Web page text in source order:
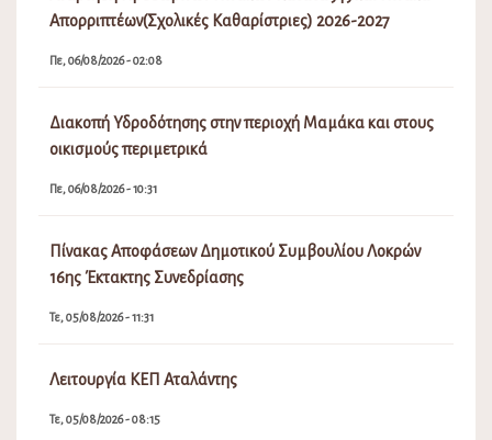
Απορριπτέων(Σχολικές Καθαρίστριες) 2026-2027
Πε, 06/08/2026 - 02:08
Διακοπή Υδροδότησης στην περιοχή Μαμάκα και στους
οικισμούς περιμετρικά
Πε, 06/08/2026 - 10:31
Πίνακας Αποφάσεων Δημοτικού Συμβουλίου Λοκρών
16ης Έκτακτης Συνεδρίασης
Τε, 05/08/2026 - 11:31
Λειτουργία ΚΕΠ Αταλάντης
Τε, 05/08/2026 - 08:15